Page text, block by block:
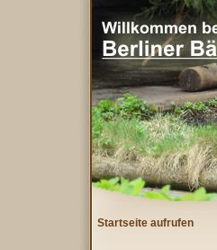
Startseite aufrufen